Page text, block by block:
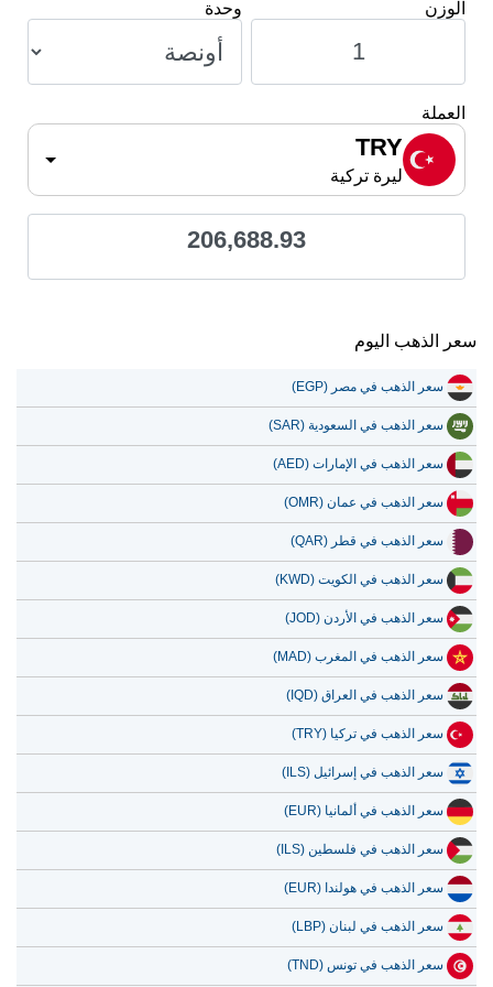
الوزن وحدة
العملة
TRY
ليرة تركية
206,688.93
سعر الذهب اليوم
سعر الذهب في مصر (EGP)
سعر الذهب في السعودية (SAR)
سعر الذهب في الإمارات (AED)
سعر الذهب في عمان (OMR)
سعر الذهب في قطر (QAR)
سعر الذهب في الكويت (KWD)
سعر الذهب في الأردن (JOD)
سعر الذهب في المغرب (MAD)
سعر الذهب في العراق (IQD)
سعر الذهب في تركيا (TRY)
سعر الذهب في إسرائيل (ILS)
سعر الذهب في ألمانيا (EUR)
سعر الذهب في فلسطين (ILS)
سعر الذهب في هولندا (EUR)
سعر الذهب في لبنان (LBP)
سعر الذهب في تونس (TND)